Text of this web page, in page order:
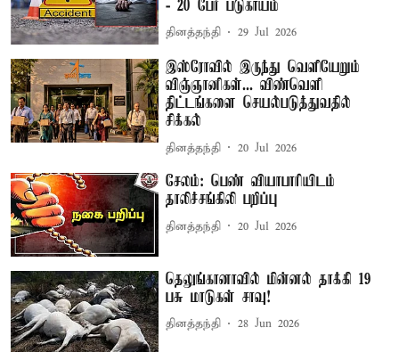
- 20 பேர் படுகாயம்
தினத்தந்தி 29 Jul 2026
இஸ்ரோவில் இருந்து வெளியேறும்
விஞ்ஞானிகள்... விண்வெளி
திட்டங்களை செயல்படுத்துவதில்
சிக்கல்
தினத்தந்தி 20 Jul 2026
சேலம்: பெண் வியாபாரியிடம்
தாலிச்சங்கிலி பறிப்பு
தினத்தந்தி 20 Jul 2026
தெலுங்கானாவில் மின்னல் தாக்கி 19
பசு மாடுகள் சாவு!
தினத்தந்தி 28 Jun 2026